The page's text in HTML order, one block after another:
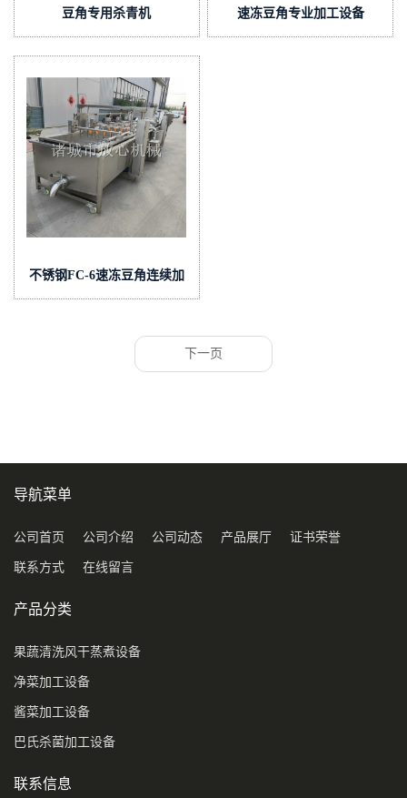
豆角专用杀青机 速冻豆角专业加工设备
不锈钢FC-6速冻豆角连续加
工设备
下一页
导航菜单
公司首页 公司介绍 公司动态 产品展厅 证书荣誉
联系方式 在线留言
产品分类
果蔬清洗风干蒸煮设备
净菜加工设备
酱菜加工设备
巴氏杀菌加工设备
联系信息